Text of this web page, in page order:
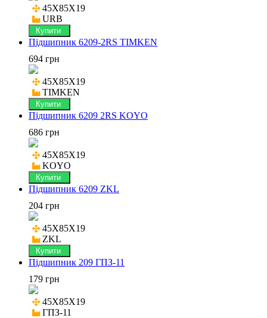
45X85X19
URB
Купити
Підшипник 6209-2RS TIMKEN
694 грн
45X85X19
TIMKEN
Купити
Підшипник 6209 2RS KOYO
686 грн
45X85X19
KOYO
Купити
Підшипник 6209 ZKL
204 грн
45X85X19
ZKL
Купити
Підшипник 209 ГПЗ-11
179 грн
45X85X19
ГПЗ-11